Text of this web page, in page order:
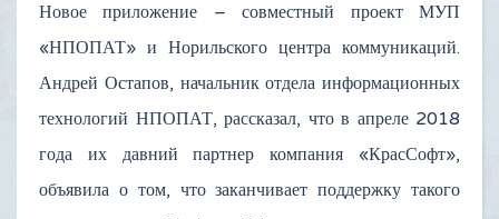
Новое приложение – совместный проект МУП
«НПОПАТ» и Норильского центра коммуникаций.
Андрей Остапов, начальник отдела информационных
технологий НПОПАТ, рассказал, что в апреле 2018
года их давний партнер компания «КрасСофт»,
объявила о том, что заканчивает поддержку такого